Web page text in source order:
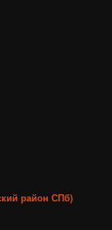
район СПб)